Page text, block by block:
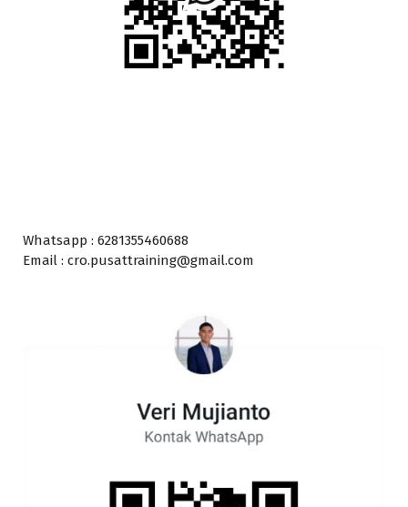
Whatsapp : 6281355460688
Email : cro.pusattraining@gmail.com